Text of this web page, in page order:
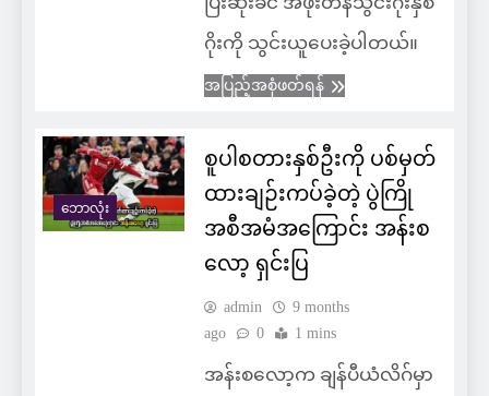
ဂိုးကို သွင်းယူပေးခဲ့ပါတယ်။
အပြည့်အစုံဖတ်ရန်
ဘောလုံး
စူပါစတားနှစ်ဦးကို ပစ်မှတ်
ထားချဉ်းကပ်ခဲ့တဲ့ ပွဲကြို
အစီအမံအကြောင်း အန်းစ
လော့ ရှင်းပြ
admin
9 months
ago
0 1 mins
အန်းစလော့က ချန်ပီယံလိဂ်မှာ